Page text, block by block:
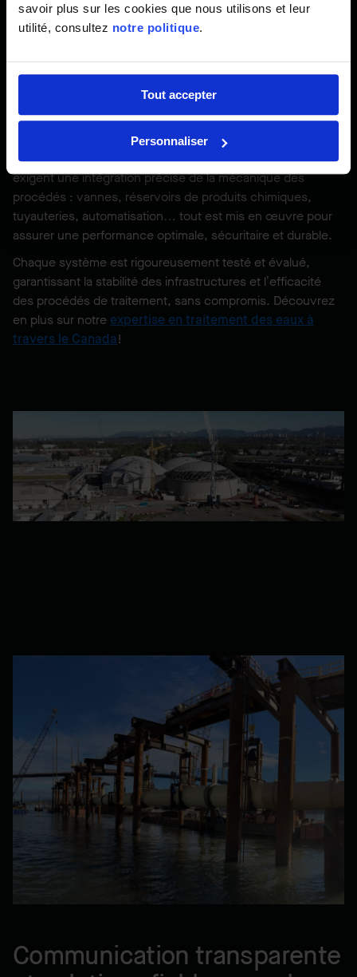
savoir plus sur les cookies que nous utilisons et leur
utilité, consultez notre politique.
Tout accepter
Personnaliser
Nous prenons en charge l’ensemble du projet, de la
préparation du terrain jusqu’à la mise en service des
travaux de terrassement, de fondations profondes, de
structures de béton, ainsi que l’installation des
canalisations, des systèmes électriques et des
Au-delà du bâtiment, les usines de traitement des eaux
exigent une intégration précise de la mécanique des
procédés : vannes, réservoirs de produits chimiques,
tuyauteries, automatisation… tout est mis en œuvre pour
assurer une performance optimale, sécuritaire et durable.
Chaque système est rigoureusement testé et évalué,
garantissant la stabilité des infrastructures et l’efficacité
des procédés de traitement, sans compromis. Découvrez
en plus sur notre expertise en traitement des eaux à
travers le Canada!
Communication transparente